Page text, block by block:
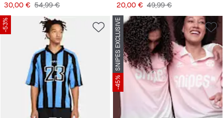
Cijena
30,00 € Originalna cijena
54,99 €
Cijena
20,00 € Originalna cijena
49,99 €
-53% SNIPES EXCLUSIVE
-45%